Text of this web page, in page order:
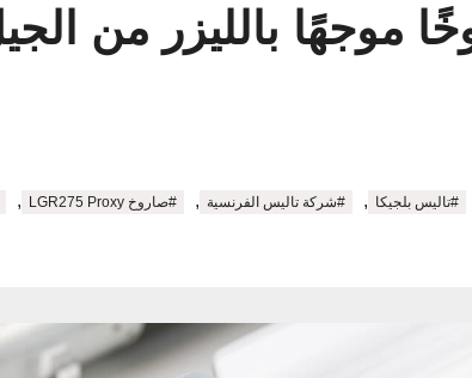
#تاليس بلجيكا , #شركة تاليس الفرنسية , #صاروخ LGR275 Proxy ,